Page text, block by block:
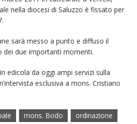
nella diocesi di Saluzzo è fissato per
sarà messo a punto e diffuso il
due importanti momenti.
in edicola da oggi ampi servizi sulla
esclusiva a mons. Cristiano
mons. Bodo
ordinazione